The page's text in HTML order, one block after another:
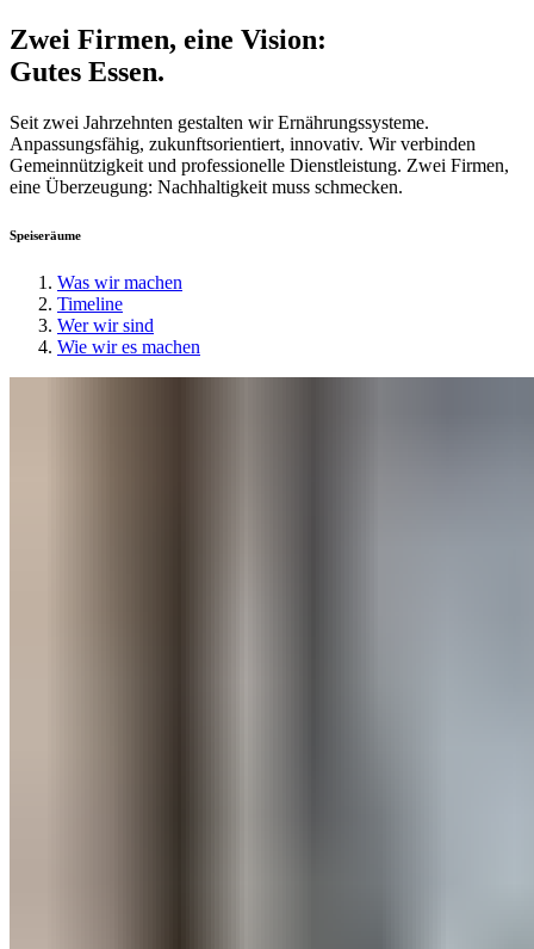
Zwei Firmen, eine Vision:
Gutes Essen.
Seit zwei Jahrzehnten gestalten wir Ernährungssysteme.
Anpassungsfähig, zukunftsorientiert, innovativ. Wir verbinden
Gemeinnützigkeit und professionelle Dienstleistung. Zwei Firmen,
eine Überzeugung: Nachhaltigkeit muss schmecken.
Speiseräume
Was wir machen
Timeline
Wer wir sind
Wie wir es machen